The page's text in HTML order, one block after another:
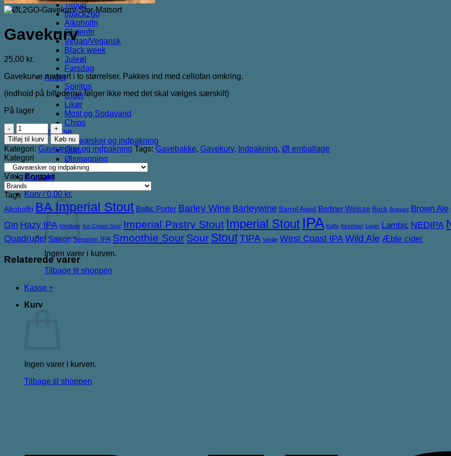
Tilbud
6pack2go
Alkoholfri
Glutenfri
Vegan/Vegansk
Black week
Juleøl
Farsdag
Andet
Spiritus
Cider
Likør
Most og Sodavand
Chips
Diverse
Gaveæsker og indpakning
Glas
Ølsmagning
Om ØL2GO
Kontakt
Kurv /0,00 kr.
Ingen varer i kurven.
Tilbage til shoppen
Kasse +
Kurv
Ingen varer i kurven.
Tilbage til shoppen
Gavekurv
25,00 kr.
Gavekurve matsort i to størrelser. Pakkes ind med cellofan omkring.
(indhold på billederne følger ikke med det skal vælges særskilt)
På lager
Gavekurv
antal
Tilføj til kurv Køb nu
Kategori: Gaveæsker og indpakning Tags: Gavebakke, Gavekurv, Indpakning, Øl emballage
Kategori
Vælg Bryggeri
Tags
Alkoholfri BA Imperial Stout Baltic Porter Barley Wine Barleywine Barrel Aged Berliner Weisse Bock Braggot Brown Ale
Gin Hazy IPA Hindbær Ice Cream Sour Imperial Pastry Stout Imperial Stout IPA Kaffe Kirsebær Lager Lambic NEDIPA
Quadrupel Saison Session IPA Smoothie Sour Sour StoutTIPA Vanilje West Coast IPAWild Ale Æble cider
Relaterede varer